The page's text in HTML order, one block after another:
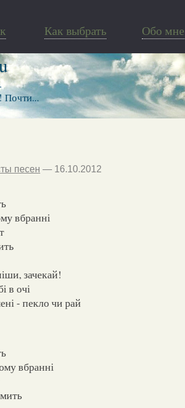
Как выбрать Обо мне
Почти...
песен — 16.10.2012
вбранні
зачекай!
в очі
- пекло чи рай
вбранні